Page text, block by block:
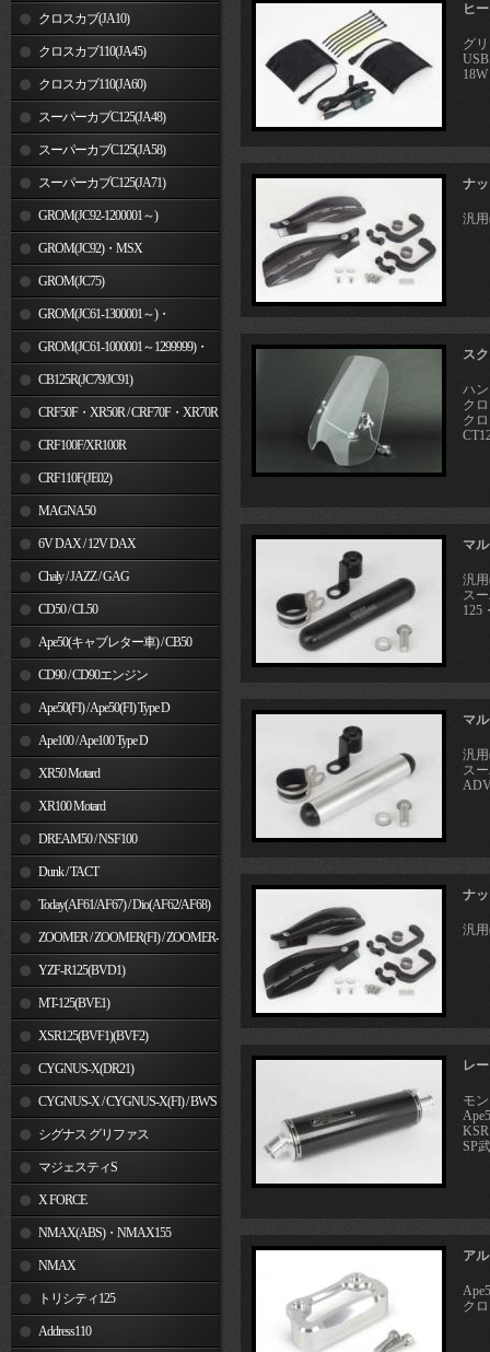
クロスカブ(JA10)
クロスカブ110(JA45)
クロスカブ110(JA60)
スーパーカブC125(JA48)
スーパーカブC125(JA58)
スーパーカブC125(JA71)
GROM(JC92-1200001～)
GROM(JC92)・MSX
GROM(MLHJC92)
GROM(JC75)
GROM(JC61-1300001～)・
MSX125SF
GROM(JC61-1000001～1299999)・
MSX125CB125R(JC79/JC91)
CRF50F・XR50R / CRF70F・XR70R
CRF100F/XR100R
CRF110F(JE02)
MAGNA50
6V DAX / 12V DAX
Chaly / JAZZ / GAG
CD50 / CL50
Ape50(キャブレター車) / CB50
CD90 / CD90エンジン
Ape50(FI) / Ape50(FI) Type D
Ape100 / Ape100 Type D
XR50 Motard
XR100 Motard
DREAM50 / NSF100
Dunk / TACT
Today(AF61/AF67) / Dio(AF62/AF68)
ZOOMER / ZOOMER(FI) / ZOOMER-
YZF-R125(BVD1)
MT-125(BVE1)
XSR125(BVF1)(BVF2)
CYGNUS-X(DR21)
CYGNUS-X / CYGNUS-X(FI) / BW'S
125 シグナス グリファス
マジェスティS
X FORCE
NMAX(ABS)・NMAX155
NMAX
トリシティ125
Address110
ヒ
グ
ナ
汎
ス
ハ
ク
ク
マ
汎
ス
125
マ
汎
ス
ナ
汎
レ
モ
SP
ア
ク